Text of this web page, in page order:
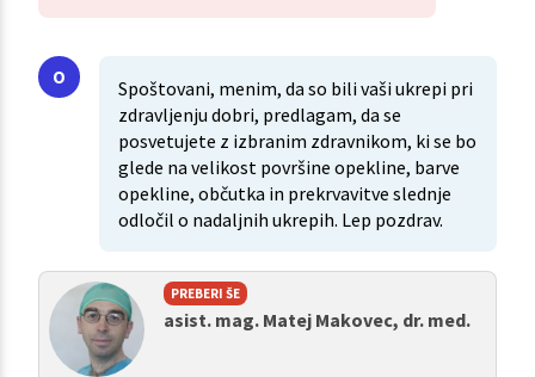
Spoštovani, menim, da so bili vaši ukrepi pri
zdravljenju dobri, predlagam, da se
posvetujete z izbranim zdravnikom, ki se bo
glede na velikost površine opekline, barve
opekline, občutka in prekrvavitve slednje
odločil o nadaljnih ukrepih. Lep pozdrav.
PREBERI ŠE
asist. mag. Matej Makovec, dr. med.